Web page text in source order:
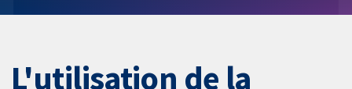
L'utilisation de la